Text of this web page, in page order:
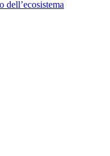
dell’ecosistema